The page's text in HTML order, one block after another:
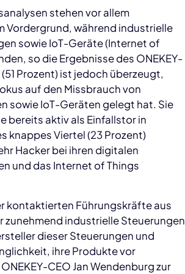
stehen vor allem
Vordergrund, während industrielle
sowie IoT-Geräte (Internet of
so die Ergebnisse des ONEKEY-
Prozent) ist jedoch überzeugt,
auf den Missbrauch von
sowie IoT-Geräten gelegt hat. Sie
bereits aktiv als Einfallstor in
knappes Viertel (23 Prozent)
Hacker bei ihren digitalen
und das Internet of Things
kontaktierten Führungskräfte aus
zunehmend industrielle Steuerungen
dieser Steuerungen und
ihre Produkte vor
CEO Jan Wendenburg zur